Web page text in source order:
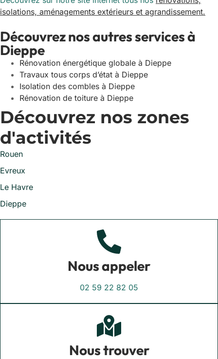
isolations, aménagements extérieurs et agrandissement.
Découvrez nos autres services à
Dieppe
Rénovation énergétique globale à Dieppe
Travaux tous corps d’état à Dieppe
Isolation des combles à Dieppe
Rénovation de toiture à Dieppe
Découvrez nos zones
d'activités
Rouen
Evreux
Le Havre
Dieppe
Nous appeler
02 59 22 82 05
Nous trouver